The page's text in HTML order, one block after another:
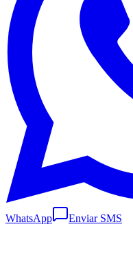
WhatsApp Enviar SMS